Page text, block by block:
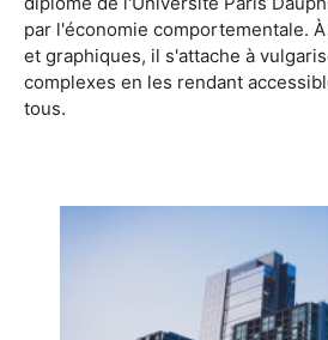
par l'économie comportementale.
et graphiques, il s'attache à
complexes en les rendant
tous.